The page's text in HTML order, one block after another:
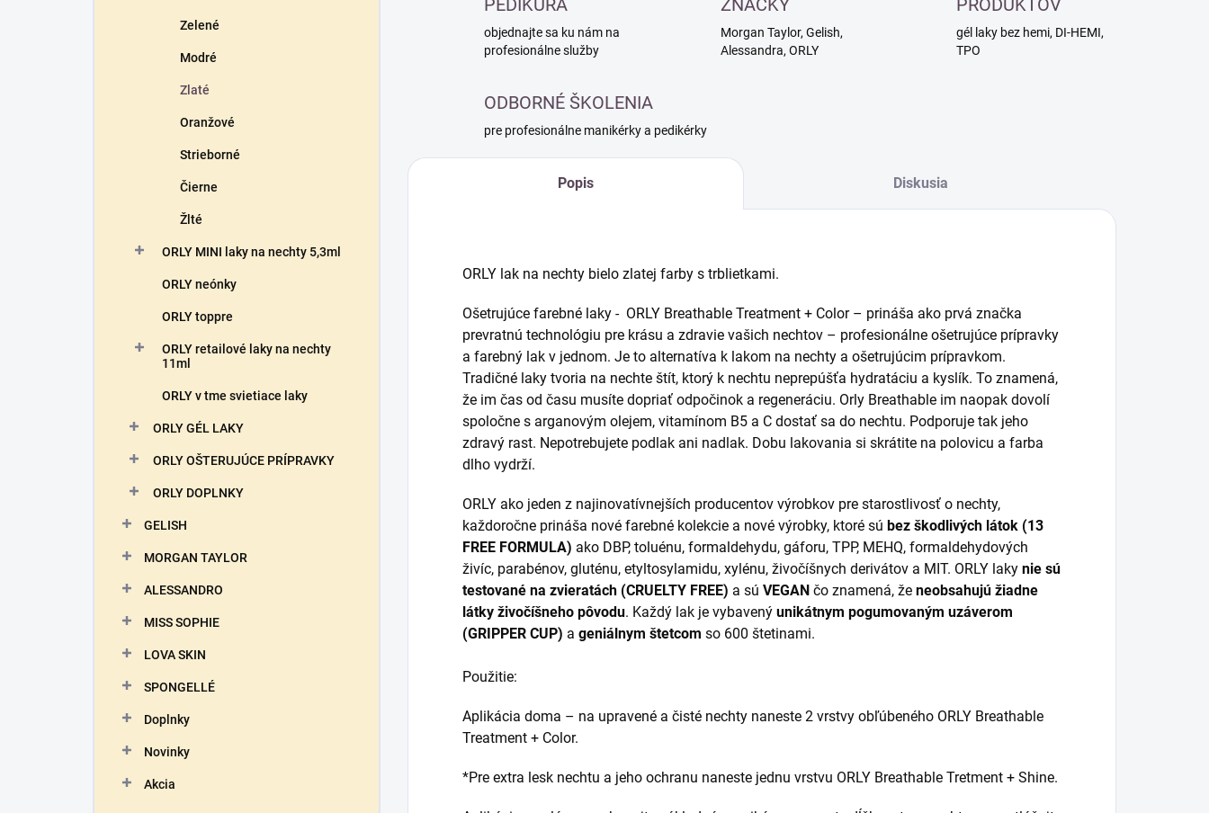
Zelené
Modré
Zlaté
Oranžové
Strieborné
Čierne
Žlté
ORLY MINI laky na nechty 5,3ml
ORLY neónky
ORLY toppre
ORLY retailové laky na nechty
11ml
ORLY v tme svietiace laky
ORLY GÉL LAKY
ORLY OŠTERUJÚCE PRÍPRAVKY
ORLY DOPLNKY
GELISH
MORGAN TAYLOR
ALESSANDRO
MISS SOPHIE
LOVA SKIN
SPONGELLÉ
Doplnky
Novinky
Akcia
PEDIKÚRA
objednajte sa ku nám na
profesionálne služby
ZNAČKY
Morgan Taylor, Gelish,
Alessandra, ORLY
PRODUKTOV
gél laky bez hemi, DI-HEMI,
TPO
ODBORNÉ ŠKOLENIA
pre profesionálne manikérky a pedikérky
Popis Diskusia
ORLY lak na nechty bielo zlatej farby s trblietkami.
Ošetrujúce farebné laky - ORLY Breathable Treatment + Color – prináša ako prvá značka
prevratnú technológiu pre krásu a zdravie vašich nechtov – profesionálne ošetrujúce prípravky
a farebný lak v jednom. Je to alternatíva k lakom na nechty a ošetrujúcim prípravkom.
Tradičné laky tvoria na nechte štít, ktorý k nechtu neprepúšťa hydratáciu a kyslík. To znamená,
že im čas od času musíte dopriať odpočinok a regeneráciu. Orly Breathable im naopak dovolí
spoločne s arganovým olejem, vitamínom B5 a C dostať sa do nechtu. Podporuje tak jeho
zdravý rast. Nepotrebujete podlak ani nadlak. Dobu lakovania si skrátite na polovicu a farba
dlho vydrží.
ORLY ako jeden z najinovatívnejších producentov výrobkov pre starostlivosť o nechty,
každoročne prináša nové farebné kolekcie a nové výrobky, ktoré sú bez škodlivých látok (13
FREE FORMULA) ako DBP, toluénu, formaldehydu, gáforu, TPP, MEHQ, formaldehydových
živíc, parabénov, gluténu, etyltosylamidu, xylénu, živočíšnych derivátov a MIT. ORLY laky nie sú
testované na zvieratách (CRUELTY FREE) a sú VEGAN čo znamená, že neobsahujú žiadne
látky živočíšneho pôvodu. Každý lak je vybavený unikátnym pogumovaným uzáverom
(GRIPPER CUP) a geniálnym štetcom so 600 štetinami.
Použitie:
Aplikácia doma – na upravené a čisté nechty naneste 2 vrstvy obľúbeného ORLY Breathable
Treatment + Color.
*Pre extra lesk nechtu a jeho ochranu naneste jednu vrstvu ORLY Breathable Tretment + Shine.